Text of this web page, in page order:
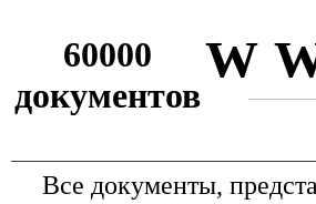
60000
документов
Все документы,